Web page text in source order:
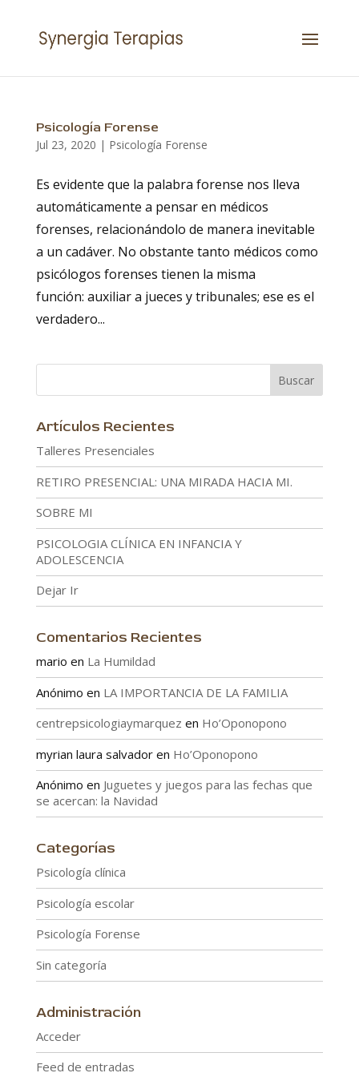
Psicología Forense
Jul 23, 2020 | Psicología Forense
Es evidente que la palabra forense nos lleva
automáticamente a pensar en médicos
forenses, relacionándolo de manera inevitable
a un cadáver. No obstante tanto médicos como
psicólogos forenses tienen la misma
función: auxiliar a jueces y tribunales; ese es el
verdadero...
Artículos Recientes
Talleres Presenciales
RETIRO PRESENCIAL: UNA MIRADA HACIA MI.
SOBRE MI
PSICOLOGIA CLÍNICA EN INFANCIA Y
ADOLESCENCIA
Dejar Ir
Comentarios Recientes
mario en La Humildad
Anónimo en LA IMPORTANCIA DE LA FAMILIA
centrepsicologiaymarquez en Ho’Oponopono
myrian laura salvadoren Ho’Oponopono
Anónimo en Juguetes y juegos para las fechas que
se acercan: la Navidad
Categorías
Psicología clínica
Psicología escolar
Psicología Forense
Sin categoría
Administración
Acceder
Feed de entradas